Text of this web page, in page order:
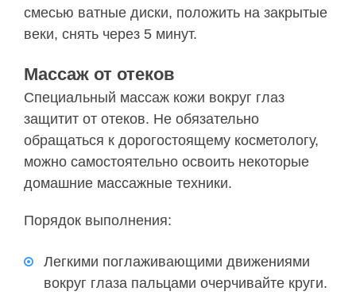
смесью ватные диски, положить на закрытые
веки, снять через 5 минут.
Массаж от отеков
Специальный массаж кожи вокруг глаз
защитит от отеков. Не обязательно
обращаться к дорогостоящему косметологу,
можно самостоятельно освоить некоторые
домашние массажные техники.
Порядок выполнения:
Легкими поглаживающими движениями
вокруг глаза пальцами очерчивайте круги.